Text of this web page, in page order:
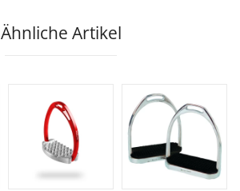
Ähnliche Artikel